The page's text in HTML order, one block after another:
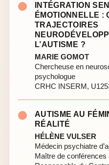
INTÉGRATION
ÉMOTIONNELLE :
TRAJECTOIRES
L’AUTISME ?
MARIE GOMOT
Chercheuse en
psychologue
CRHC INSERM,
AUTISME AU
RÉALITÉ
HÉLÈNE VULSER
Médecin psychiatre
Maître de